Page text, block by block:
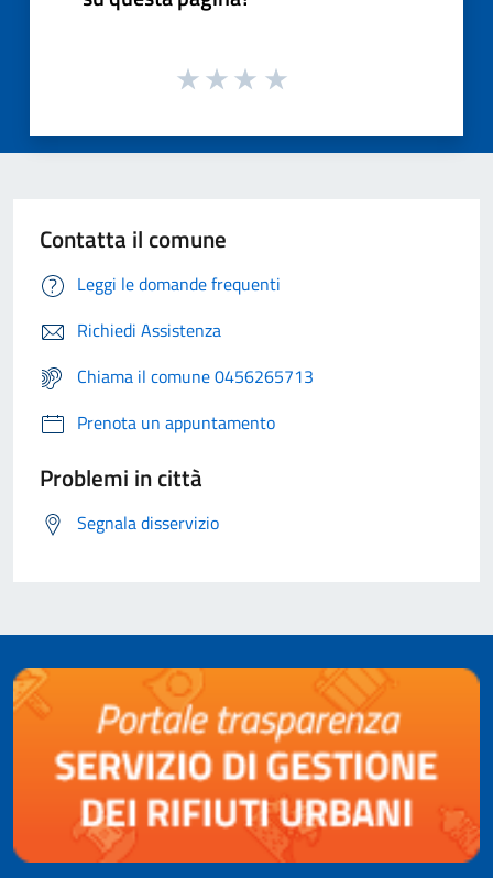
Contatta il comune
Leggi le domande frequenti
Richiedi Assistenza
Chiama il comune 0456265713
Prenota un appuntamento
Problemi in città
Segnala disservizio